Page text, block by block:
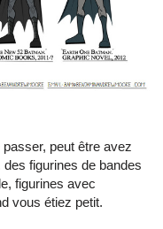
peut être avez
figurines de bandes
figurines avec
vous étiez petit.